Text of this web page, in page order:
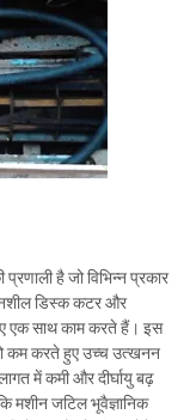
है जो विभिन्न प्रकार
डिस्क कटर और
एक साथ काम करते हैं। इस
कम करते हुए उच्च उत्खनन
में कमी और दीर्घायु बढ़
मशीन जटिल भूवैज्ञानिक